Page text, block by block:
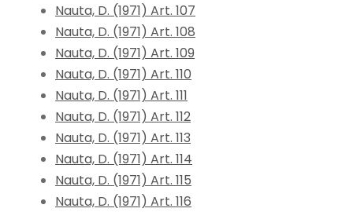
Nauta, D. (1971) Art. 107
Nauta, D. (1971) Art. 108
Nauta, D. (1971) Art. 109
Nauta, D. (1971) Art. 110
Nauta, D. (1971) Art. 111
Nauta, D. (1971) Art. 112
Nauta, D. (1971) Art. 113
Nauta, D. (1971) Art. 114
Nauta, D. (1971) Art. 115
Nauta, D. (1971) Art. 116